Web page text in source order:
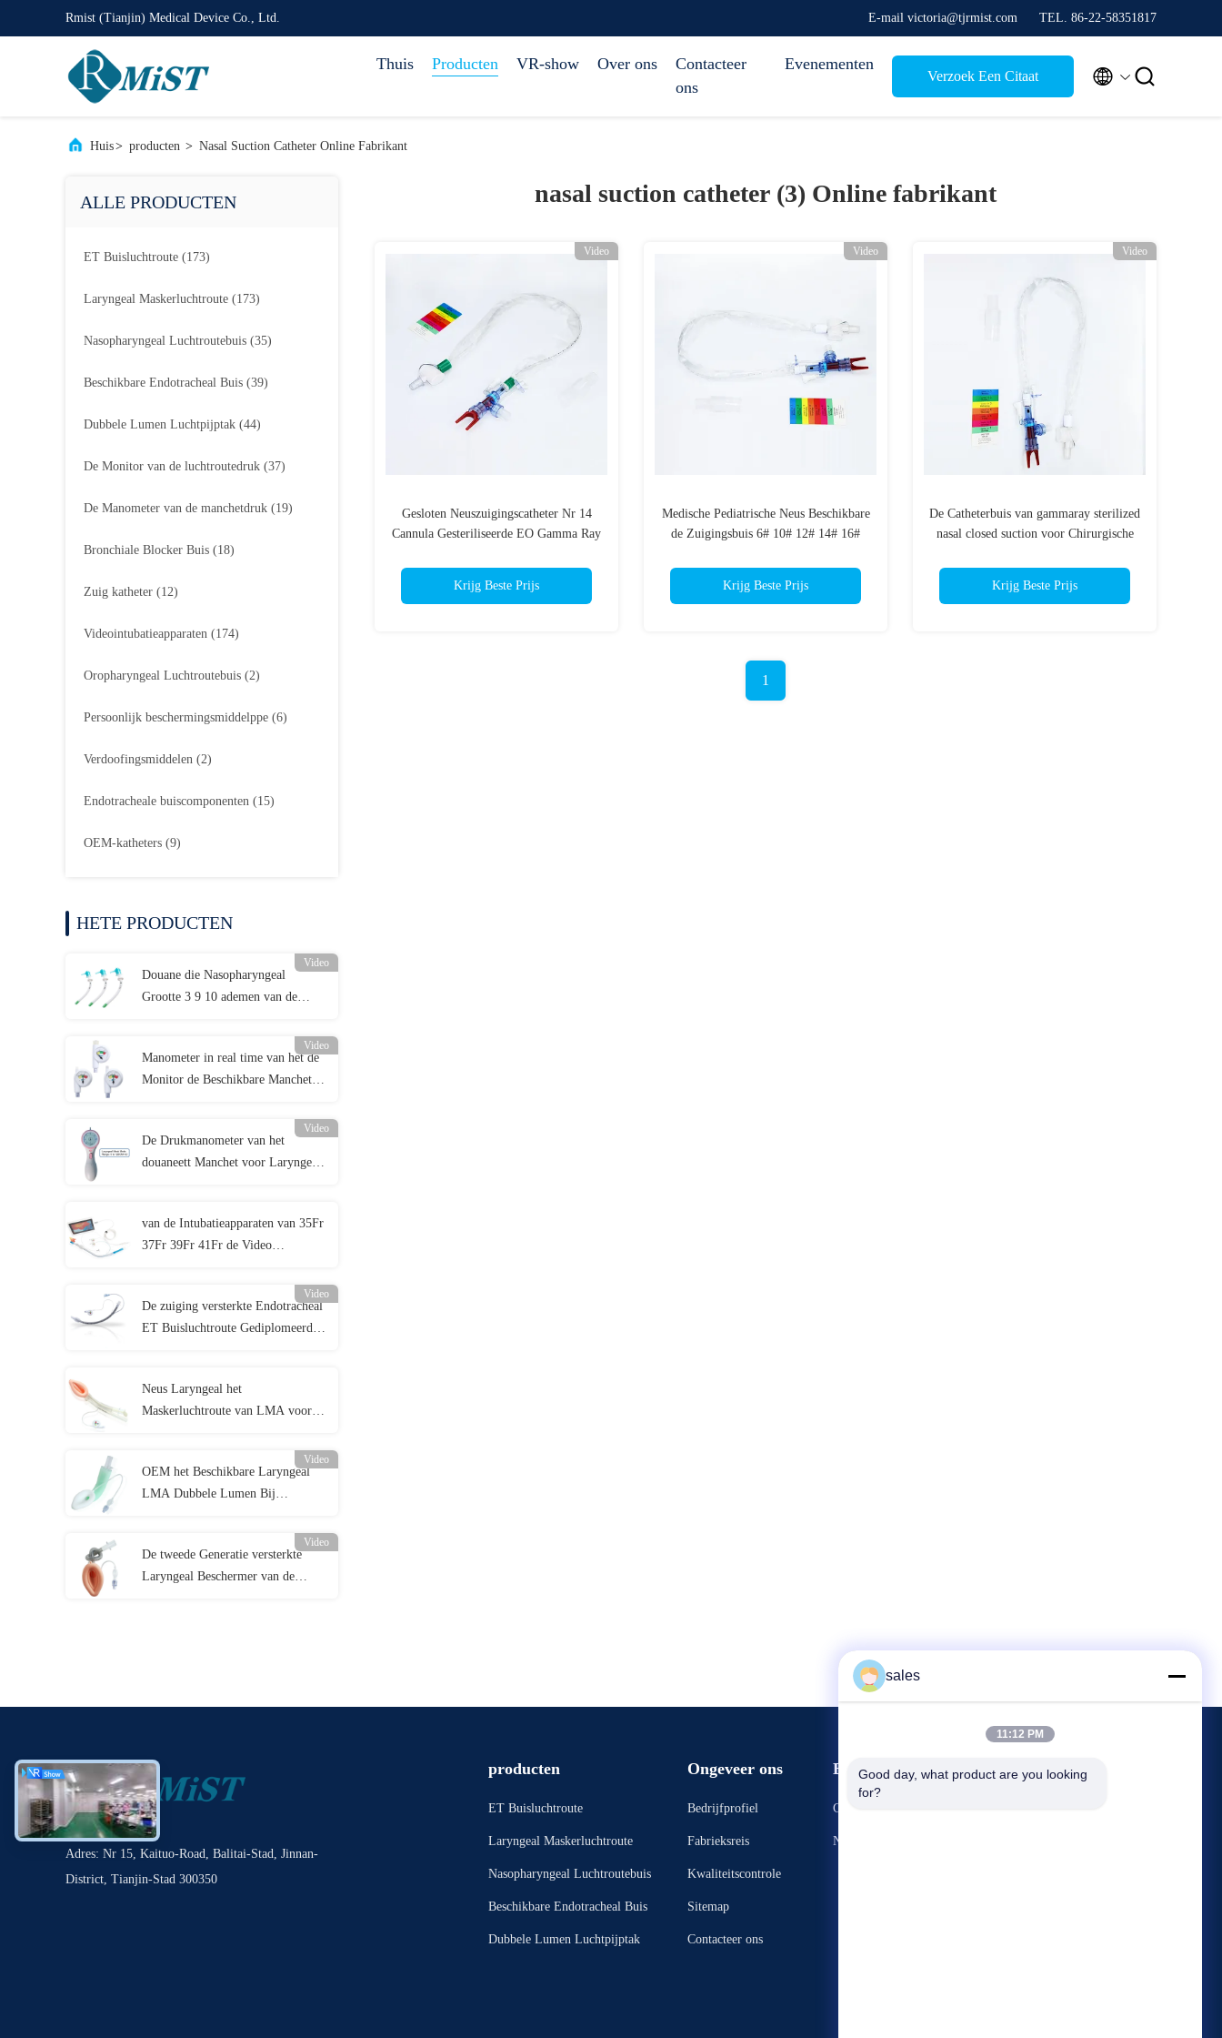
Rmist (Tianjin) Medical Device Co., Ltd. E-mail victoria@tjrmist.com TEL. 86-22-58351817
Thuis Producten VR-show Over ons
Contacteer
ons
Evenementen
Verzoek Een Citaat  
Huis> producten > Nasal Suction Catheter Online Fabrikant
ALLE PRODUCTEN
ET Buisluchtroute (173)
Laryngeal Maskerluchtroute (173)
Nasopharyngeal Luchtroutebuis (35)
Beschikbare Endotracheal Buis (39)
Dubbele Lumen Luchtpijptak (44)
De Monitor van de luchtroutedruk (37)
De Manometer van de manchetdruk (19)
Bronchiale Blocker Buis (18)
Zuig katheter (12)
Videointubatieapparaten (174)
Oropharyngeal Luchtroutebuis (2)
Persoonlijk beschermingsmiddelppe (6)
Verdoofingsmiddelen (2)
Endotracheale buiscomponenten (15)
OEM-katheters (9)
HETE PRODUCTEN
Video
Douane die Nasopharyngeal
Grootte 3 9 10 ademen van de
Video
Manometer in real time van het de
Monitor de Beschikbare Manchet
Video
De Drukmanometer van het
douaneett Manchet voor Laryngeal
van de Intubatieapparaten van 35Fr
37Fr 39Fr 41Fr de Video
Video
De zuiging versterkte Endotracheal
ET Buisluchtroute Gediplomeerde
Neus Laryngeal het
Maskerluchtroute van LMA voor
Video
OEM het Beschikbare Laryngeal
LMA Dubbele Lumen Bij
Video
De tweede Generatie versterkte
Laryngeal Beschermer van de
nasal suction catheter (3) Online fabrikant
Video
Gesloten Neuszuigingscatheter Nr 14
Cannula Gesteriliseerde EO Gamma Ray
Krijg Beste Prijs
Video
Medische Pediatrische Neus Beschikbare
de Zuigingsbuis 6# 10# 12# 14# 16#
Krijg Beste Prijs
Video
De Catheterbuis van gammaray sterilized
nasal closed suction voor Chirurgische
Krijg Beste Prijs
1
Adres: Nr 15, Kaituo-Road, Balitai-Stad, Jinnan-
District, Tianjin-Stad 300350
producten
ET Buisluchtroute
Laryngeal Maskerluchtroute
Nasopharyngeal Luchtroutebuis
Beschikbare Endotracheal Buis
Dubbele Lumen Luchtpijptak
Ongeveer ons
Bedrijfprofiel
Fabrieksreis
Kwaliteitscontrole
Sitemap
Contacteer ons
Evenementen
Gevallen
Nieuws
Verzoek Een Citaat
sales
11:12 PM
Good day, what product are you looking
for?